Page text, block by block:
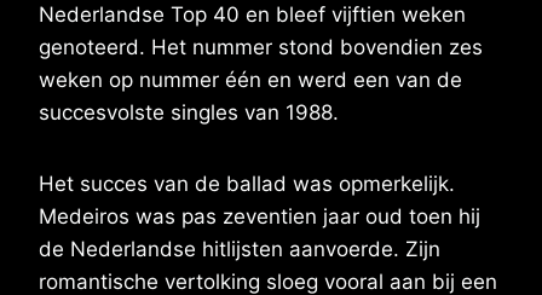
Nederlandse Top 40 en bleef vijftien weken
genoteerd. Het nummer stond bovendien zes
weken op nummer één en werd een van de
succesvolste singles van 1988.
Het succes van de ballad was opmerkelijk.
Medeiros was pas zeventien jaar oud toen hij
de Nederlandse hitlijsten aanvoerde. Zijn
romantische vertolking sloeg vooral aan bij een